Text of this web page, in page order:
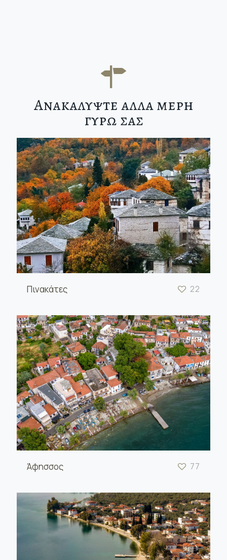
Ανακαλυψτε αλλα μερη
γυρω σας
Πινακάτες 22
Άφησσος 77